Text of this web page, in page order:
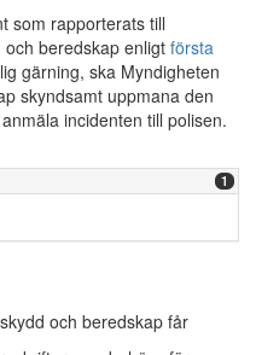
som rapporterats till
beredskap enligt första
gärning, ska Myndigheten
skyndsamt uppmana den
incidenten till polisen.
1
och beredskap får